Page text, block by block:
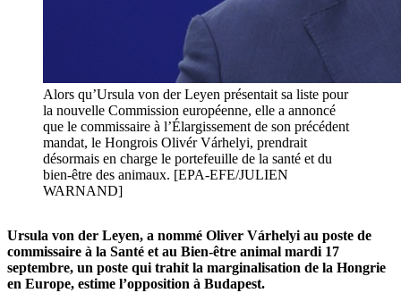
Alors qu’Ursula von der Leyen présentait sa liste pour
la nouvelle Commission européenne, elle a annoncé
que le commissaire à l’Élargissement de son précédent
mandat, le Hongrois Olivér Várhelyi, prendrait
désormais en charge le portefeuille de la santé et du
bien-être des animaux. [EPA-EFE/JULIEN
WARNAND]
Ursula von der Leyen, a nommé Oliver Várhelyi au poste de
commissaire à la Santé et au Bien-être animal mardi 17
septembre, un poste qui trahit la marginalisation de la Hongrie
en Europe, estime l’opposition à Budapest.